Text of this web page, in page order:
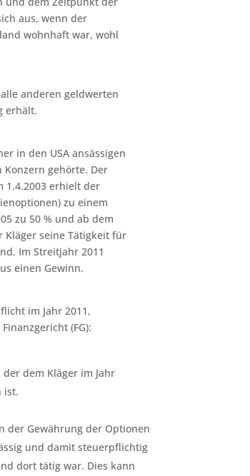
aus, wenn der
wohnhaft war, wohl
anderen geldwerten
erhält.
in den USA ansässigen
Konzern gehörte. Der
1.4.2003 erhielt der
zu einem
zu 50 % und ab dem
Kläger seine Tätigkeit für
Im Streitjahr 2011
einen Gewinn.
im Jahr 2011,
(FG):
dem Kläger im Jahr
ist.
der Gewährung der Optionen
und damit steuerpflichtig
dort tätig war. Dies kann